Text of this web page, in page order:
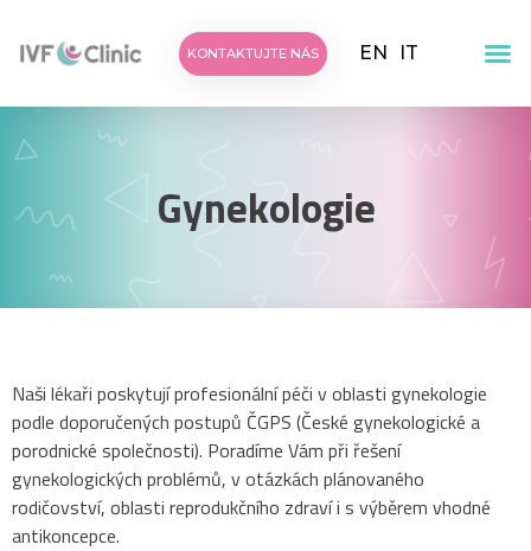
KONTAKTUJTE NÁS EN IT
Gynekologie
Naši lékaři poskytují profesionální péči v oblasti gynekologie
podle doporučených postupů ČGPS (České gynekologické a
porodnické společnosti). Poradíme Vám při řešení
gynekologických problémů, v otázkách plánovaného
rodičovství, oblasti reprodukčního zdraví i s výběrem vhodné
antikoncepce.